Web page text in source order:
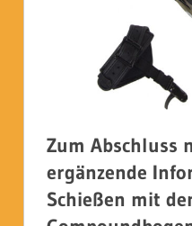
Zum Abschluss
ergänzende
Schießen mit